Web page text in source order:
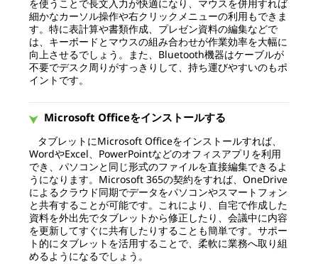
を使うことで長文入力が快適になり、マウスを併用すれば
細かなカーソル操作や右クリックメニューの利用もできま
す。特に表計算や書類作成、プレゼン資料の編集などで
は、キーボードとマウスの組み合わせが作業効率を大幅に
向上させるでしょう。また、Bluetooth機器はケーブルが
不要でデスク周りがすっきりして、持ち運びやすいのもポ
イントです。
Microsoft Officeをインストールする
タブレットにMicrosoft Officeをインストールすれば、
WordやExcel、PowerPointなどのオフィスアプリを利用
でき、パソコンと同じ形式のファイルを直接編集できるよ
うになります。Microsoft 365の契約をすれば、OneDrive
によるクラウド同期でデータをパソコンやスマートフォン
と共有することが可能です。これにより、自宅で作成した
資料を外出先でタブレットから修正したり、会議中に内容
を更新してすぐに共有したりすることも簡単です。サポー
ト的にタブレットを活用することで、柔軟に業務へ取り組
めるようになるでしょう。